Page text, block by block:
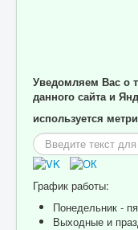
Уведомляем Вас о
данного сайта и
используется
Искать...
График работы:
Понедельник -
Выходные и